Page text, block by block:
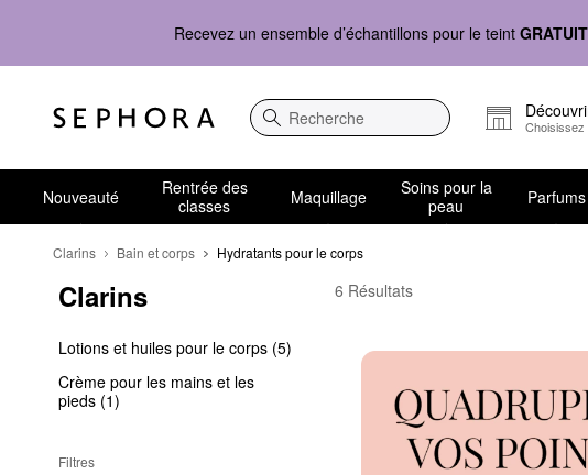
Recevez un ensemble d’échantillons pour le teint
Recherche Choisissez
Nouveauté
Rentrée des
classes
Maquillage
Soins pour la
peau
Parfums
Clarins Bain et corps Hydratants pour le corps
Clarins
Lotions et huiles pour le corps (5)
Crème pour les mains et les
pieds (1)
Filtres
Clarins Hydratants pour le corps
6 Résultats